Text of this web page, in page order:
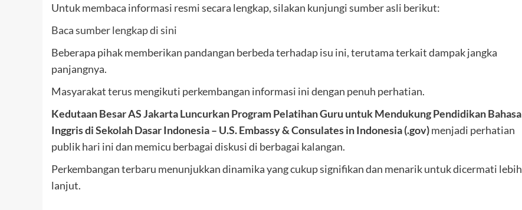
Untuk membaca informasi resmi secara lengkap, silakan kunjungi sumber asli berikut:
Baca sumber lengkap di sini
Beberapa pihak memberikan pandangan berbeda terhadap isu ini, terutama terkait dampak jangka
panjangnya.
Masyarakat terus mengikuti perkembangan informasi ini dengan penuh perhatian.
Kedutaan Besar AS Jakarta Luncurkan Program Pelatihan Guru untuk Mendukung Pendidikan Bahasa
Inggris di Sekolah Dasar Indonesia – U.S. Embassy & Consulates in Indonesia (.gov)menjadi perhatian
publik hari ini dan memicu berbagai diskusi di berbagai kalangan.
Perkembangan terbaru menunjukkan dinamika yang cukup signifikan dan menarik untuk dicermati lebih
lanjut.